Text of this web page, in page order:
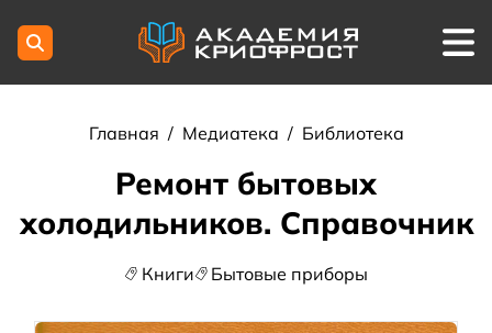
Главная / Медиатека / Библиотека
Ремонт бытовых
холодильников. Справочник
Книги Бытовые приборы